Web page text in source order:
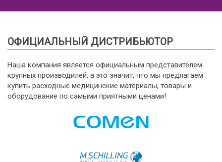
ОФИЦИАЛЬНЫЙ ДИСТРИБЬЮТОР
Наша компания является официальным представителем
крупных производилей, а это значит, что мы предлагаем
купить расходные медицинские материалы, товары и
оборудование по самыми приятными ценами!